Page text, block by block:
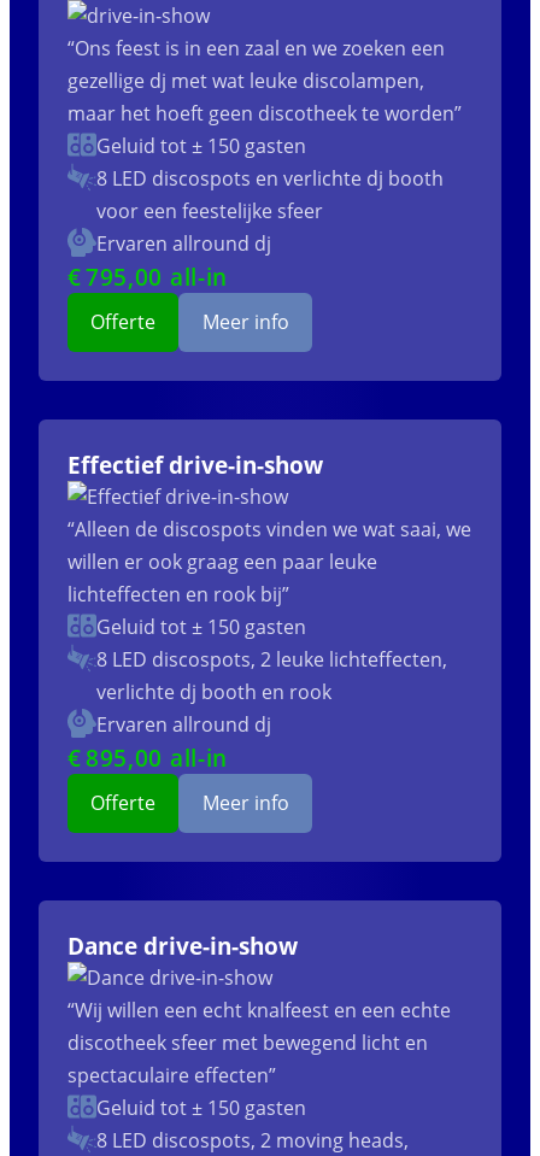
“Ons feest is in een zaal en we zoeken een
gezellige dj met wat leuke discolampen,
maar het hoeft geen discotheek te worden”
Geluid tot ± 150 gasten
8 LED discospots en verlichte dj booth
voor een feestelijke sfeer
Ervaren allround dj
€795,00 all-in
Offerte Meer info
Effectief drive-in-show
“Alleen de discospots vinden we wat saai, we
willen er ook graag een paar leuke
lichteffecten en rook bij”
Geluid tot ± 150 gasten
8 LED discospots, 2 leuke lichteffecten,
verlichte dj booth en rook
Ervaren allround dj
€895,00 all-in
Offerte Meer info
Dance drive-in-show
“Wij willen een echt knalfeest en een echte
discotheek sfeer met bewegend licht en
spectaculaire effecten”
Geluid tot ± 150 gasten
8 LED discospots, 2 moving heads,